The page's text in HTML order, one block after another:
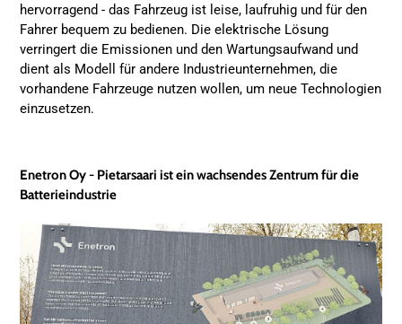
hervorragend - das Fahrzeug ist leise, laufruhig und für den
Fahrer bequem zu bedienen. Die elektrische Lösung
verringert die Emissionen und den Wartungsaufwand und
dient als Modell für andere Industrieunternehmen, die
vorhandene Fahrzeuge nutzen wollen, um neue Technologien
einzusetzen.
Enetron Oy - Pietarsaari ist ein wachsendes Zentrum für die
Batterieindustrie